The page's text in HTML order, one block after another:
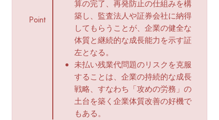
Point
算の完了、再発防止の仕組みを構
築し、監査法人や証券会社に納得
してもらうことが、企業の健全な
体質と継続的な成長能力を示す証
左となる。
未払い残業代問題のリスクを克服
することは、企業の持続的な成長
戦略、すなわち「攻めの労務」の
土台を築く企業体質改善の好機で
もある。